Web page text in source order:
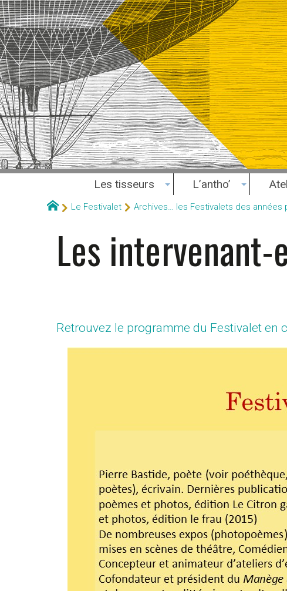
Les tisseurs L’antho’
Le Festivalet Archives… les Festivalets des
Les
Retrouvez le programme du Festivalet en